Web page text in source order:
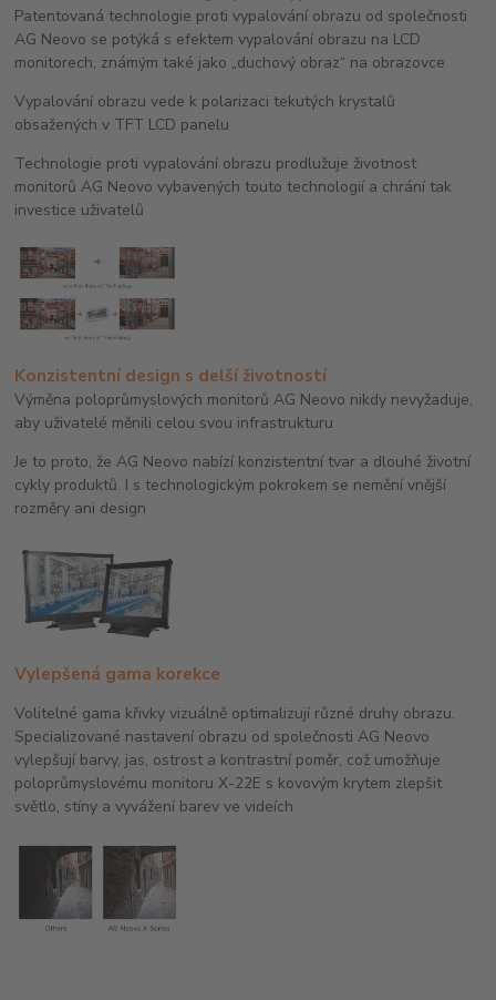
Patentovaná technologie proti vypalování obrazu od společnosti
AG Neovo se potýká s efektem vypalování obrazu na LCD
monitorech, známým také jako „duchový obraz“ na obrazovce
Vypalování obrazu vede k polarizaci tekutých krystalů
obsažených v TFT LCD panelu
Technologie proti vypalování obrazu prodlužuje životnost
monitorů AG Neovo vybavených touto technologií a chrání tak
investice uživatelů
Konzistentní design s delší životností
Výměna poloprůmyslových monitorů AG Neovo nikdy nevyžaduje,
aby uživatelé měnili celou svou infrastrukturu
Je to proto, že AG Neovo nabízí konzistentní tvar a dlouhé životní
cykly produktů. I s technologickým pokrokem se nemění vnější
rozměry ani design
Vylepšená gama korekce
Volitelné gama křivky vizuálně optimalizují různé druhy obrazu.
Specializované nastavení obrazu od společnosti AG Neovo
vylepšují barvy, jas, ostrost a kontrastní poměr, což umožňuje
poloprůmyslovému monitoru X-22E s kovovým krytem zlepšit
světlo, stíny a vyvážení barev ve videích